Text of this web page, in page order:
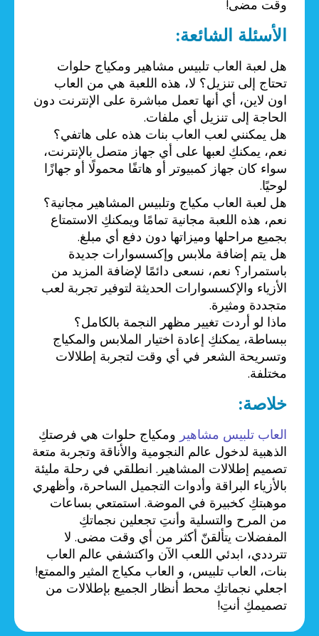
وقت مضى!
الأسئلة الشائعة:
هل لعبة العاب تلبيس مشاهير ومكياج حلوات
تحتاج إلى تنزيل؟ لا، هذه اللعبة هي من العاب
اون لاين، أي أنها تعمل مباشرة على الإنترنت دون
الحاجة إلى تنزيل أي ملفات.
هل يمكنني لعب العاب بنات هذه على هاتفي؟
نعم، يمكنكِ لعبها على أي جهاز متصل بالإنترنت،
سواء كان جهاز كمبيوتر أو هاتفًا محمولًا أو جهازًا
لوحيًا.
هل لعبة العاب مكياج وتلبيس المشاهير مجانية؟
نعم، هذه اللعبة مجانية تمامًا ويمكنكِ الاستمتاع
بجميع مراحلها وميزاتها دون دفع أي مبلغ.
هل يتم إضافة ملابس وإكسسوارات جديدة
باستمرار؟ نعم، نسعى دائمًا لإضافة المزيد من
الأزياء والإكسسوارات الحديثة لتوفير تجربة لعب
متجددة ومثيرة.
ماذا لو أردت تغيير مظهر النجمة بالكامل؟
ببساطة، يمكنكِ إعادة اختيار الملابس والمكياج
وتسريحة الشعر في أي وقت لتجربة إطلالات
مختلفة.
خلاصة:
العاب تلبيس مشاهير ومكياج حلوات هي فرصتكِ
الذهبية لدخول عالم النجومية والأناقة وتجربة متعة
تصميم إطلالات المشاهير. انطلقي في رحلة مليئة
بالأزياء البراقة وأدوات التجميل الساحرة، وأظهري
موهبتكِ كخبيرة في الموضة. استمتعي بساعات
من المرح والتسلية وأنتِ تجعلين نجماتكِ
المفضلات يتألقنّ أكثر من أي وقت مضى. لا
تترددي، ابدئي اللعب الآن واكتشفي عالم العاب
بنات، العاب تلبيس، و العاب مكياج المثير والممتع!
اجعلي نجماتكِ محط أنظار الجميع بإطلالات من
تصميمكِ أنتِ!